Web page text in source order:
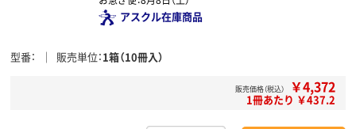
アスクル在庫商品
型番 販売単位 1箱（10冊入）
販売価格（税込） ￥4,372
1冊あたり ￥437.2